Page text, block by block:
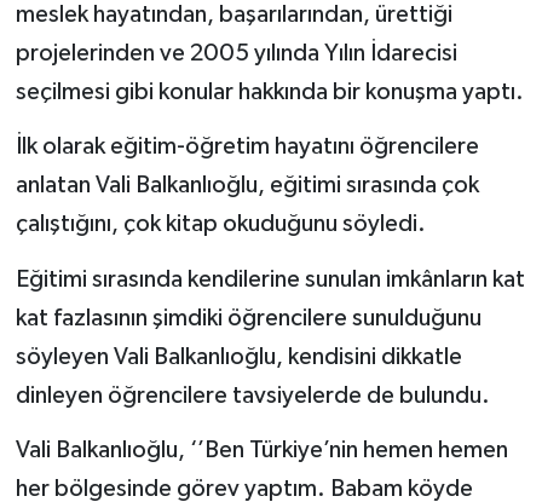
meslek hayatından, başarılarından, ürettiği
projelerinden ve 2005 yılında Yılın İdarecisi
seçilmesi gibi konular hakkında bir konuşma yaptı.
İlk olarak eğitim-öğretim hayatını öğrencilere
anlatan Vali Balkanlıoğlu, eğitimi sırasında çok
çalıştığını, çok kitap okuduğunu söyledi.
Eğitimi sırasında kendilerine sunulan imkânların kat
kat fazlasının şimdiki öğrencilere sunulduğunu
söyleyen Vali Balkanlıoğlu, kendisini dikkatle
dinleyen öğrencilere tavsiyelerde de bulundu.
Vali Balkanlıoğlu, ‘’Ben Türkiye’nin hemen hemen
her bölgesinde görev yaptım. Babam köyde